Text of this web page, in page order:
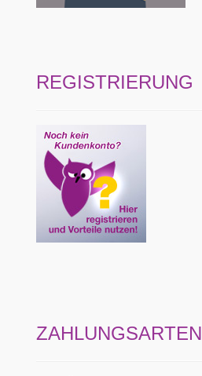
REGISTRIERUNG
ZAHLUNGSARTEN